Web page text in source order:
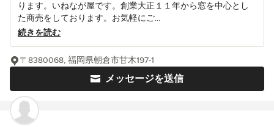
ります。いねなが屋です。創業大正１１年から窓を中心とし
た商売をしております。お気軽にご...
続きを読む
メッセージを送信
〒8380068, 福岡県朝倉市甘木197-1